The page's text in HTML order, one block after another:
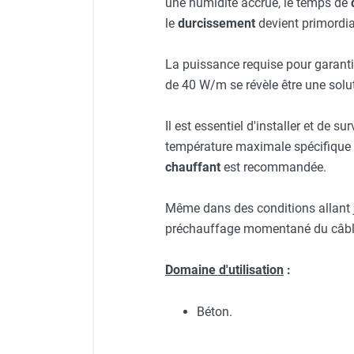
Chauffage FARM au gaz
Chauffage d'atelier granulés / bois /
Chaudière fixe à eau
Aérotherme électrique
Aérotherme au gaz
Aérotherme à eau chaude ou froide
Aérotherme pompe à chaleur
(détente directe)
Chauffage électrique soufflant
le durcissement devient
La puissance requise pour
de 40 W/m se révèle être une
Il est essentiel d'installer et de
température maximale
chauffant est recommandée.
Même dans des conditions allant
préchauffage momentané du
Domaine d'utilisation :
Béton.